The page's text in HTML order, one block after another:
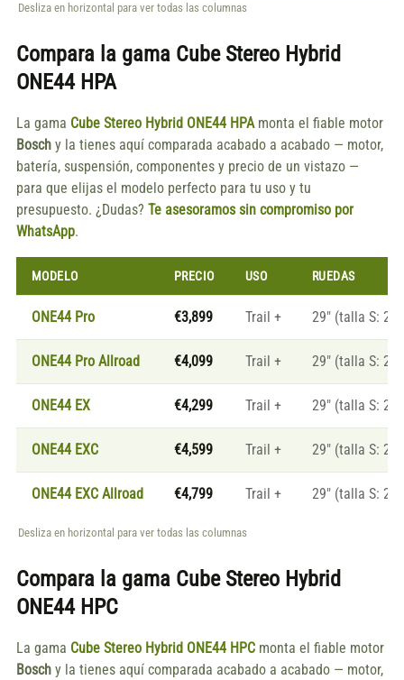
Desliza en horizontal para ver todas las columnas
Compara la gama Cube Stereo Hybrid
ONE44 HPA
La gama Cube Stereo Hybrid ONE44 HPAmonta el fiable motor
Boschy la tienes aquí comparada acabado a acabado — motor,
batería, suspensión, componentes y precio de un vistazo —
para que elijas el modelo perfecto para tu uso y tu
presupuesto. ¿Dudas? Te asesoramos sin compromiso por
WhatsApp.
MODELO PRECIO USO RUEDAS
ONE44 Pro €3,899 Trail + 29" (talla S:
ONE44 Pro Allroad €4,099 Trail + 29" (talla S:
ONE44 EX €4,299 Trail + 29" (talla S:
ONE44 EXC €4,599 Trail + 29" (talla S:
ONE44 EXC Allroad €4,799 Trail + 29" (talla S:
Desliza en horizontal para ver todas las columnas
Compara la gama Cube Stereo Hybrid
ONE44 HPC
La gama Cube Stereo Hybrid ONE44 HPCmonta el fiable motor
Boschy la tienes aquí comparada acabado a acabado — motor,